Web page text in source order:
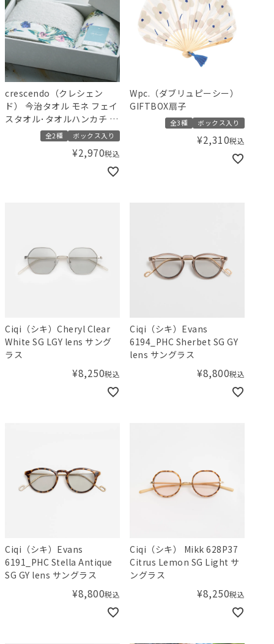
crescendo（クレシェン
ド） 今治タオル モネ フェイ
スタオル･タオルハンカチ 2
枚組セット全2種 ボックス入り
¥2,970税込
Wpc.（ダブリュピーシー）
GIFTBOX扇子
全3種 ボックス入り
¥2,310税込
Ciqi（シキ）Cheryl Clear
White SG LGY lens サング
ラス
¥8,250税込
Ciqi（シキ）Evans
6194_PHC Sherbet SG GY
lens サングラス
¥8,800税込
Ciqi（シキ）Evans
6191_PHC Stella Antique
SG GY lens サングラス
¥8,800税込
Ciqi（シキ） Mikk 628P37
Citrus Lemon SG Light サ
ングラス
¥8,250税込